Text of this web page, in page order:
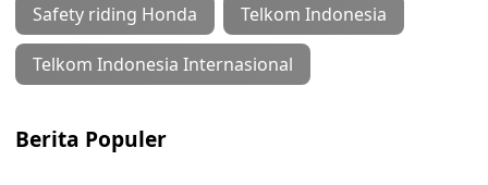
Safety riding Honda Telkom Indonesia
Telkom Indonesia Internasional
Berita Populer